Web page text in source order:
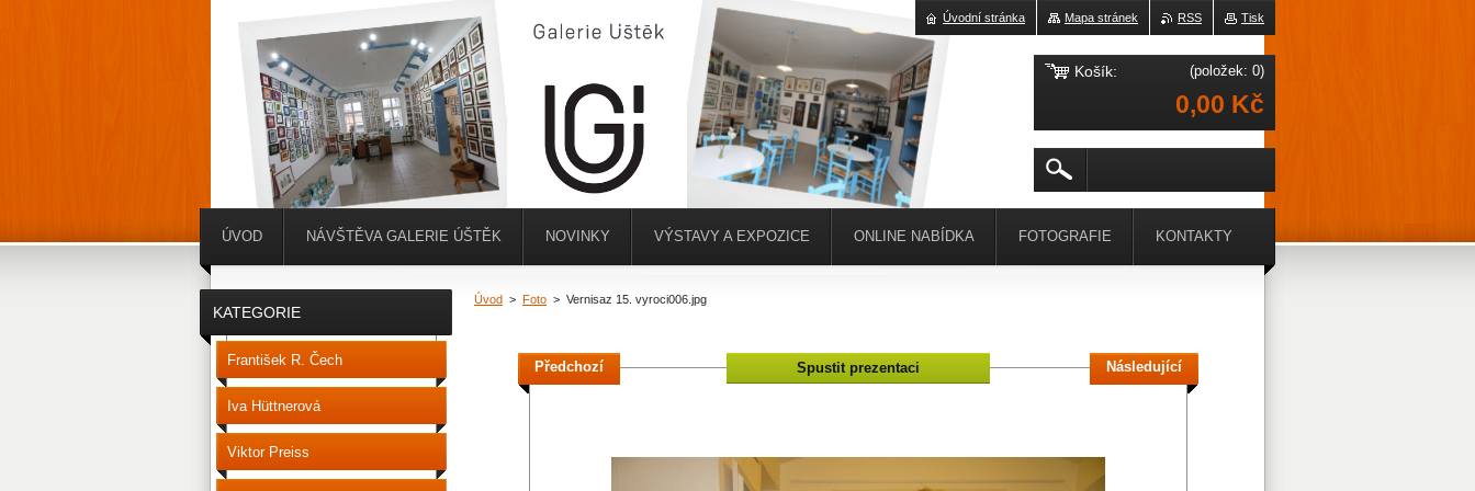
Úvod > Foto > Vernisaz 15. vyroci006.jpg
Předchozí Spustit prezentaci Následující
KATEGORIE
František R. Čech
Iva Hüttnerová
Viktor Preiss
ÚVOD NÁVŠTĚVA GALERIE ÚŠTĚK NOVINKY VÝSTAVY A EXPOZICE ONLINE NABÍDKA FOTOGRAFIE KONTAKTY
Tisk
RSS
Mapa stránek
Úvodní stránka
Košík: (položek: 0)
0,00 Kč